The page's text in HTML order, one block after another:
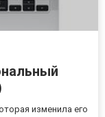
изменила его